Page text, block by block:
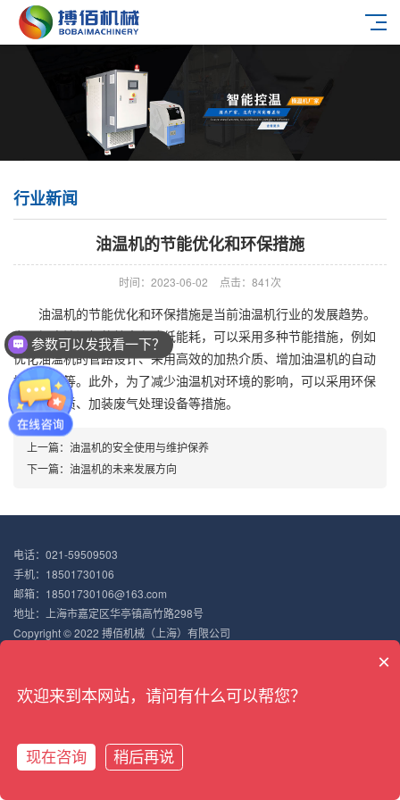
行业新闻
油温机的节能优化和环保措施
时间：2023-06-02 点击：841次
油温机的节能优化和环保措施是当前油温机行业的发展趋势。
为了提高油温机的效率和降低能耗，可以采用多种节能措施，例如
优化油温机的管路设计、采用高效的加热介质、增加油温机的自动
控制功能等。此外，为了减少油温机对环境的影响，可以采用环保
型加热介质、加装废气处理设备等措施。
上一篇： 油温机的安全使用与维护保养
下一篇： 油温机的未来发展方向
电话：021-59509503
手机：18501730106
邮箱：18501730106@163.com
地址：上海市嘉定区华亭镇高竹路298号
Copyright © 2022 搏佰机械（上海）有限公司
参数可以发我看一下？
×
欢迎来到本网站，请问有什么可以帮您？
现在咨询 稍后再说